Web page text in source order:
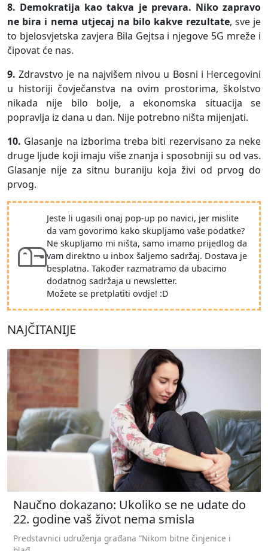
8. Demokratija kao takva je prevara. Niko zapravo
ne bira i nema utjecaj na bilo kakve rezultate, sve je
to bjelosvjetska zavjera Bila Gejtsa i njegove 5G mreže i
čipovat će nas.
9. Zdravstvo je na najvišem nivou u Bosni i Hercegovini
u historiji čovječanstva na ovim prostorima, školstvo
nikada nije bilo bolje, a ekonomska situacija se
popravlja iz dana u dan. Nije potrebno ništa mijenjati.
10. Glasanje na izborima treba biti rezervisano za neke
druge ljude koji imaju više znanja i sposobniji su od vas.
Glasanje nije za sitnu buraniju koja živi od prvog do
prvog.
Jeste li ugasili onaj pop-up po navici, jer mislite
da vam govorimo kako skupljamo vaše podatke?
Ne skupljamo mi ništa, samo imamo prijedlog da
vam direktno u inbox šaljemo sadržaj. Dostava je
besplatna. Također razmatramo da ubacimo
dodatnog sadržaja u newsletter.
Možete se pretplatiti ovdje! :D
NAJČITANIJE
Naučno dokazano: Ukoliko se ne udate do
22. godine vaš život nema smisla
Predstavnici udruženja građana “Nikom bitne činjenice i